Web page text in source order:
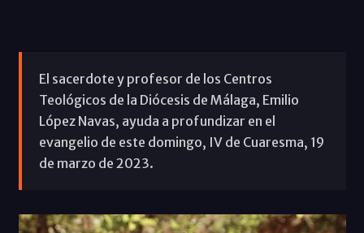
El sacerdote y profesor de los Centros
Teológicos de la Diócesis de Málaga, Emilio
López Navas, ayuda a profundizar en el
evangelio de este domingo, IV de Cuaresma, 19
de marzo de 2023.